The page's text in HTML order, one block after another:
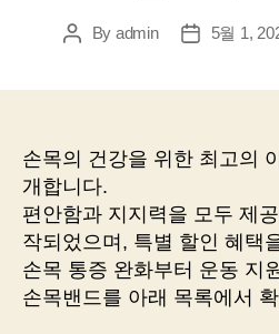
PostBy admin
Post5월 1,
손목의 건강을 위한 최고의
개합니다.
편안함과 지지력을 모두 제
작되었으며, 특별 할인 혜택
손목 통증 완화부터 운동 지
손목밴드를 아래 목록에서